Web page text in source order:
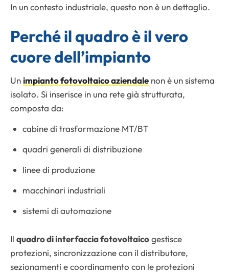
In un contesto industriale, questo non è un dettaglio.
Perché il quadro è il vero
cuore dell’impianto
Unimpianto fotovoltaico aziendale non è un sistema
isolato. Si inserisce in una rete già strutturata,
composta da:
cabine di trasformazione MT/BT
quadri generali di distribuzione
linee di produzione
macchinari industriali
sistemi di automazione
Il quadro di interfaccia fotovoltaicogestisce
protezioni, sincronizzazione con il distributore,
sezionamenti e coordinamento con le protezioni